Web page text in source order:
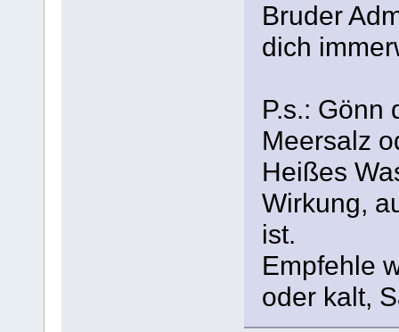
Bruder
dich
P.s.: Gönn
Meersalz
Heißes
Wirkung,
ist.
Empfehle
oder kalt,